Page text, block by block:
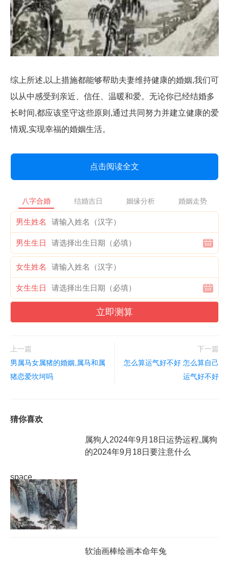
综上所述,以上措施都能够帮助夫妻维持健康的婚姻,我们可
以从中感受到亲近、信任、温暖和爱。无论你已经结婚多
长时间,都应该坚守这些原则,通过共同努力并建立健康的爱
情观,实现幸福的婚姻生活。
点击阅读全文
八字合婚 结婚吉日 姻缘分析 婚姻走势
男生姓名
男生生日
女生姓名
女生生日
立即测算
上一篇
男属马女属猪的婚姻,属马和属
猪恋爱坎坷吗
下一篇
怎么算运气好不好 怎么算自己
运气好不好
猜你喜欢
space
属狗人2024年9月18日运势运程,属狗
的2024年9月18日要注意什么
软油画棒绘画本命年兔